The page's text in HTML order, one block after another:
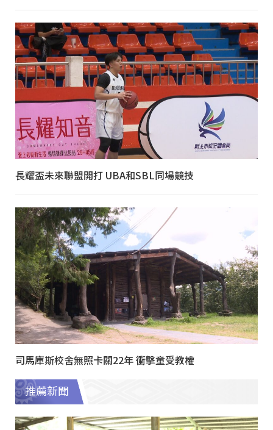
長耀盃未來聯盟開打 UBA和SBL同場競技
司馬庫斯校舍無照卡關22年 衝擊童受教權
推薦新聞